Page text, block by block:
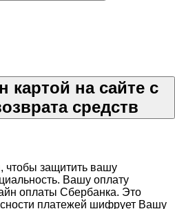
картой на сайте с
средств
чтобы защитить вашу
Вашу оплату
оплаты Сбербанка. Это
платежей шифрует Вашу